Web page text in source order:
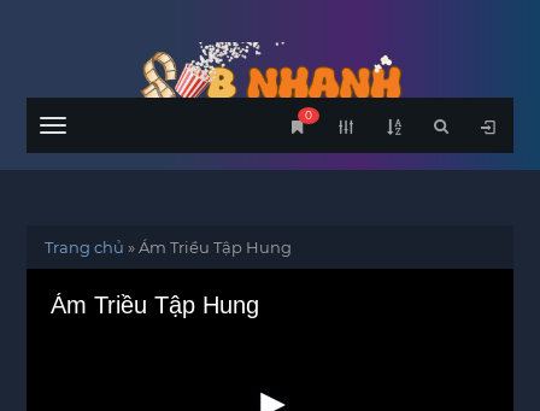
Menu
0
Trang chủ »Ám Triều Tập Hung
Ám Triều Tập Hung